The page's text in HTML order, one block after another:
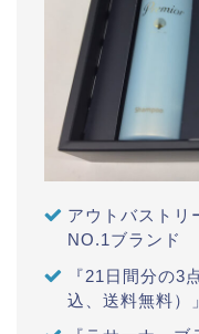
アウトバストリ
NO.1ブランド
『21日間分の3
込、送料無料）」